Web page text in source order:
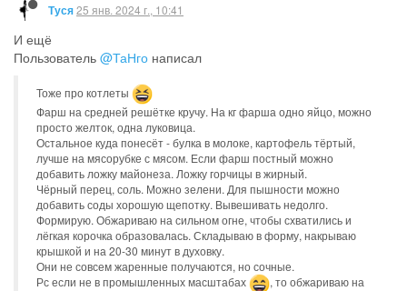
Туся25 янв. 2024 г., 10:41
И ещё
Пользователь @ТаНго написал
Тоже про котлеты
Фарш на средней решётке кручу. На кг фарша одно яйцо, можно
просто желток, одна луковица.
Остальное куда понесёт - булка в молоке, картофель тёртый,
лучше на мясорубке с мясом. Если фарш постный можно
добавить ложку майонеза. Ложку горчицы в жирный.
Чёрный перец, соль. Можно зелени. Для пышности можно
добавить соды хорошую щепотку. Вывешивать недолго.
Формирую. Обжариваю на сильном огне, чтобы схватились и
лёгкая корочка образовалась. Складываю в форму, накрываю
крышкой и на 20-30 минут в духовку.
Они не совсем жаренные получаются, но сочные.
Рс если не в промышленных масштабах
, то обжариваю на